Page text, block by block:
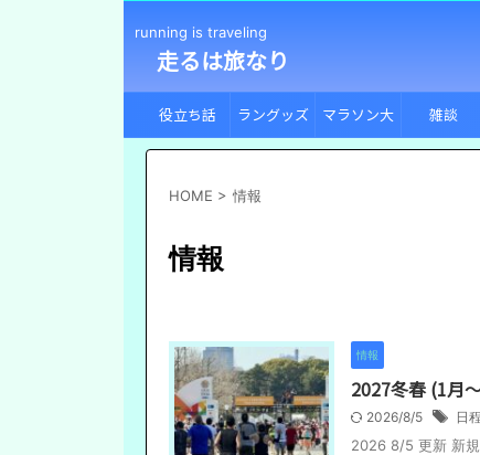
running is traveling
走るは旅なり
役立ち話 ラングッズ マラソン大 雑談
HOME > 情報
情報
情報
2027冬春 (1月
2026/8/5 日程
2026 8/5 更新 新